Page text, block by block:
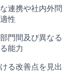
連携や社内外問
性
門間及び異なる
能力
る改善点を見出